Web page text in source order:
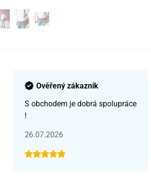
Ověřený zákazník
S obchodem je dobrá spolupráce
!
26.07.2026